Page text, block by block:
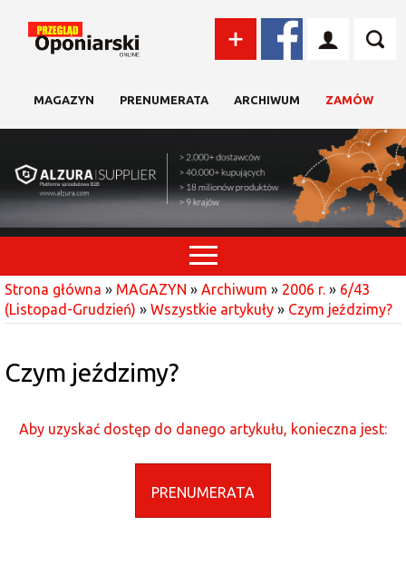
MAGAZYN PRENUMERATA ARCHIWUM ZAMÓW
Strona główna » MAGAZYN » Archiwum » 2006 r. » 6/43
(Listopad-Grudzień) » Wszystkie artykuły » Czym jeździmy?
Czym jeździmy?
Aby uzyskać dostęp do danego artykułu, konieczna jest:
PRENUMERATA